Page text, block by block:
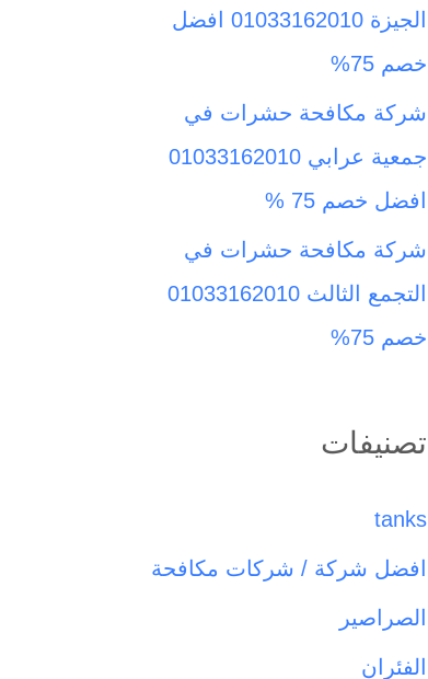
الجيزة 01033162010 افضل
خصم 75%
شركة مكافحة حشرات في
جمعية عرابي 01033162010
افضل خصم 75 %
شركة مكافحة حشرات في
التجمع الثالث 01033162010
خصم 75%
تصنيفات
tanks
افضل شركة / شركات مكافحة
الصراصير
الفئران